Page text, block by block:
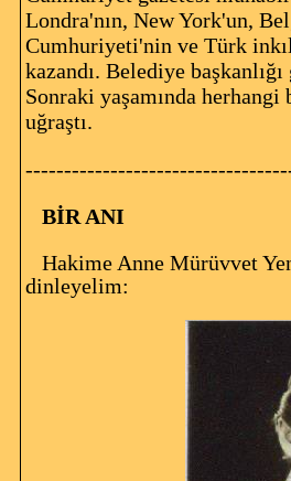
Londra'nın, New York'un,
Cumhuriyeti'nin ve Türk
kazandı. Belediye
Sonraki yaşamında
uğraştı.
BİR ANI
Hakime Anne Mürüvvet
dinleyelim: